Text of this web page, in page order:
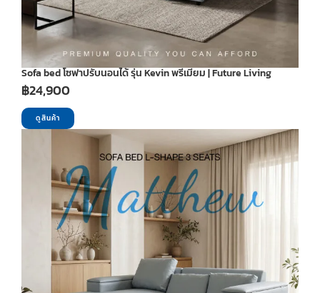
Sofa bed โซฟาปรับนอนได้ รุ่น Kevin พรีเมียม | Future Living
฿24,900
ดูสินค้า